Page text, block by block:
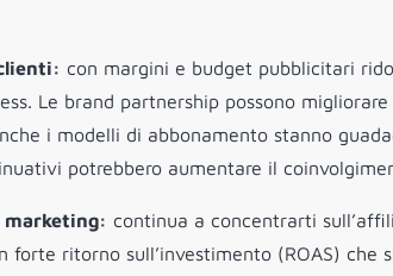
con margini e budget pubblicitari
Le brand partnership possono
i modelli di abbonamento stanno
potrebbero aumentare il
marketing: continua a concentrarti
ritorno sull’investimento (ROAS) che